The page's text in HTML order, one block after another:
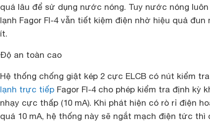
quá lâu để sử dụng nước nóng. Tuy nước nóng
lạnh Fagor FI-4 vẫn tiết kiệm điện nhờ hiệu quả
ít.
Độ an toàn cao
Hệ thống chống giật kép 2 cực ELCB có nút kiểm
lạnh trực tiếp Fagor FI-4 cho phép kiểm tra định kỳ
nhạy cực thấp (10 mA). Khi phát hiện có rò rỉ điện
quá 10 mA, hệ thống này sẽ ngắt mạch điện tức thì